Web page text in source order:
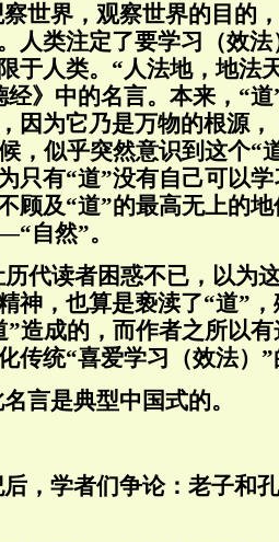
世界，观察世界的目的
人类注定了要学习（效
于人类。“人法地，地法
经》中的名言。本来，“
因为它乃是万物的根源
，似乎突然意识到这个“
只有“道”没有自己可以
顾及“道”的最高无上的
自然”。
代读者困惑不已，以为
神，也算是亵渎了“道”
”造成的，而作者之所以
传统“喜爱学习（效法）
名言是典型中国式的。
，学者们争论：老子和